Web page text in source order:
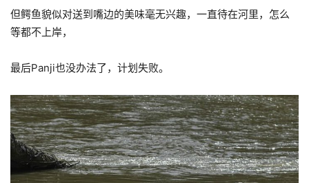
但鳄鱼貌似对送到嘴边的美味毫无兴趣，一直待在河里，怎么
等都不上岸，
最后Panji也没办法了，计划失败。